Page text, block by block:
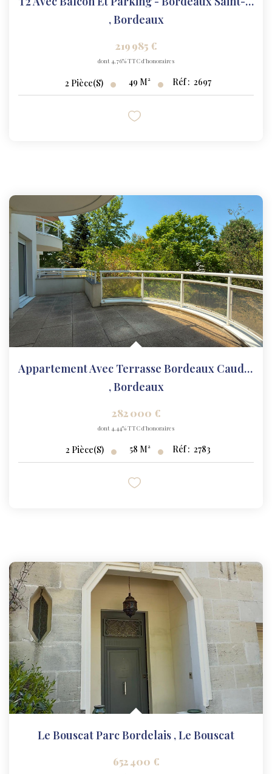
,Bordeaux
219 985 €
dont 4,76% TTC d'honoraires
2 Pièce(s) 49 M² Réf : 2697
Appartement Avec Terrasse Bordeaux Caudéran 2 Pièce(s)...
,Bordeaux
282 000 €
dont 4,44% TTC d'honoraires
2 Pièce(s) 58 M² Réf : 2783
Le Bouscat Parc Bordelais ,Le Bouscat
652 400 €